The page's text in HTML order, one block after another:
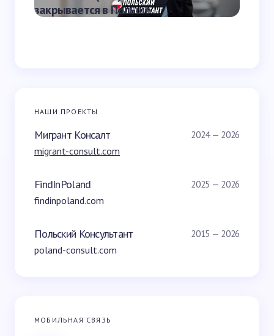
закрывается в Польше
НАШИ ПРОЕКТЫ
Мигрант Консалт 2024 — 2026
migrant-consult.com
FindInPoland 2025 — 2026
findinpoland.com
Польский Консультант 2015 — 2026
poland-consult.com
МОБИЛЬНАЯ СВЯЗЬ